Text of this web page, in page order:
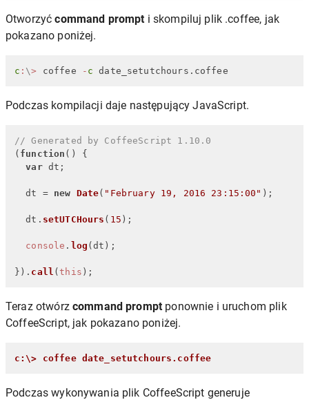
Otworzyćcommand prompt i skompiluj plik .coffee, jak
pokazano poniżej.
c : \> coffee - c date_setutchours.coffee
Podczas kompilacji daje następujący JavaScript.
// Generated by CoffeeScript 1.10.0
( function ( ) {
var dt;
  dt =
new Date( "February 19, 2016 23:15:00" );
  dt.
setUTCHours ( 15 );
console . log (dt);
}). call (this );
Teraz otwórz command prompt ponownie i uruchom plik
CoffeeScript, jak pokazano poniżej.
c:\> coffee date_setutchours.coffee
Podczas wykonywania plik CoffeeScript generuje